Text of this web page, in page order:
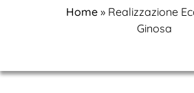
Home » Realizzazione
Ginosa